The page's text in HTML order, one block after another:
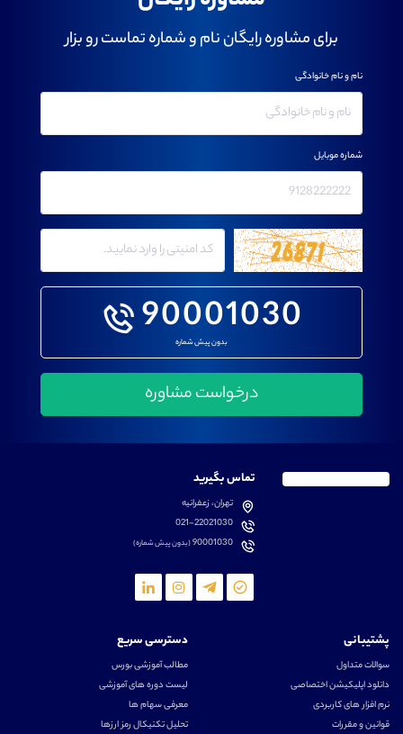
برای مشاوره رایگان نام و شماره تماست رو بزار
90001030
بدون پیش شماره
نام و نام خانوادگی
شماره موبایل
تماس بگیرید
تهران، زعفرانیه
021-22021030
90001030(بدون پیش شماره)
پشتیبانی
سوالات متداول
دانلود اپلیکیشن اختصاصی
نرم افزار های کاربردی
قوانین و مقررات
دسترسی سریع
مطالب آموزشی بورس
لیست دوره های آموزشی
معرفی سهام ها
تحلیل تکنیکال رمز ارزها